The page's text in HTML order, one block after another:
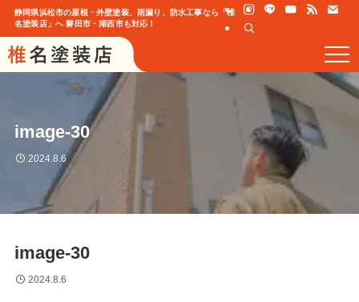
静岡県浜松市の屋根・外壁塗装、雨漏り、防水工事なら「椎
名塗装店」へ 磐田市・湖西市も対応！
image-30
2024.8.6
image-30
2024.8.6